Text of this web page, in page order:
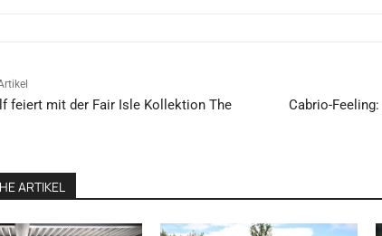
feiert mit der Fair Isle Kollektion The
Cabrio-
ARTIKEL